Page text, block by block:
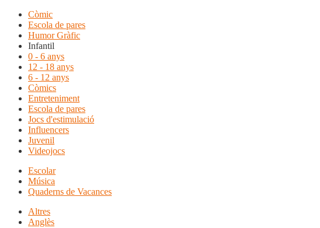
Còmic
Escola de pares
Humor Gràfic
Infantil
0 - 6 anys
12 - 18 anys
6 - 12 anys
Còmics
Entreteniment
Escola de pares
Jocs d'estimulació
Influencers
Juvenil
Videojocs
Escolar
Música
Quaderns de Vacances
Altres
Anglès